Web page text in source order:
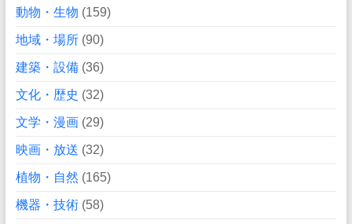
動物・生物 (159)
地域・場所(90)
建築・設備(36)
文化・歴史 (32)
文学・漫画(29)
映画・放送 (32)
植物・自然 (165)
機器・技術(58)